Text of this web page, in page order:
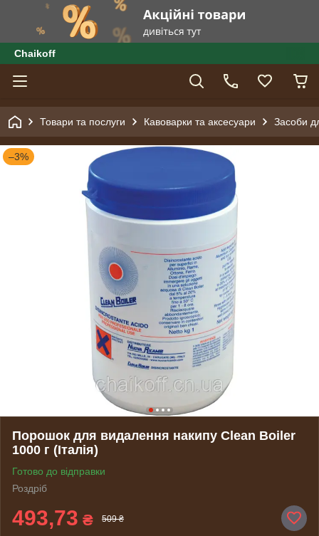
Сhaikoff
Товари та послуги Кавоварки та аксесуари Засоби
–3%
Порошок для видалення накипу Clean Boiler
1000 г (Італія)
Готово до відправки
Роздріб
493,73 ₴ 509 ₴